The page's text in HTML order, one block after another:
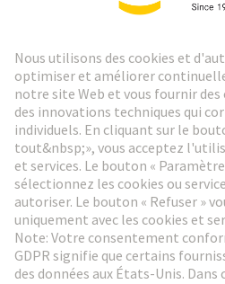
Aller à l'inscription
Social Media